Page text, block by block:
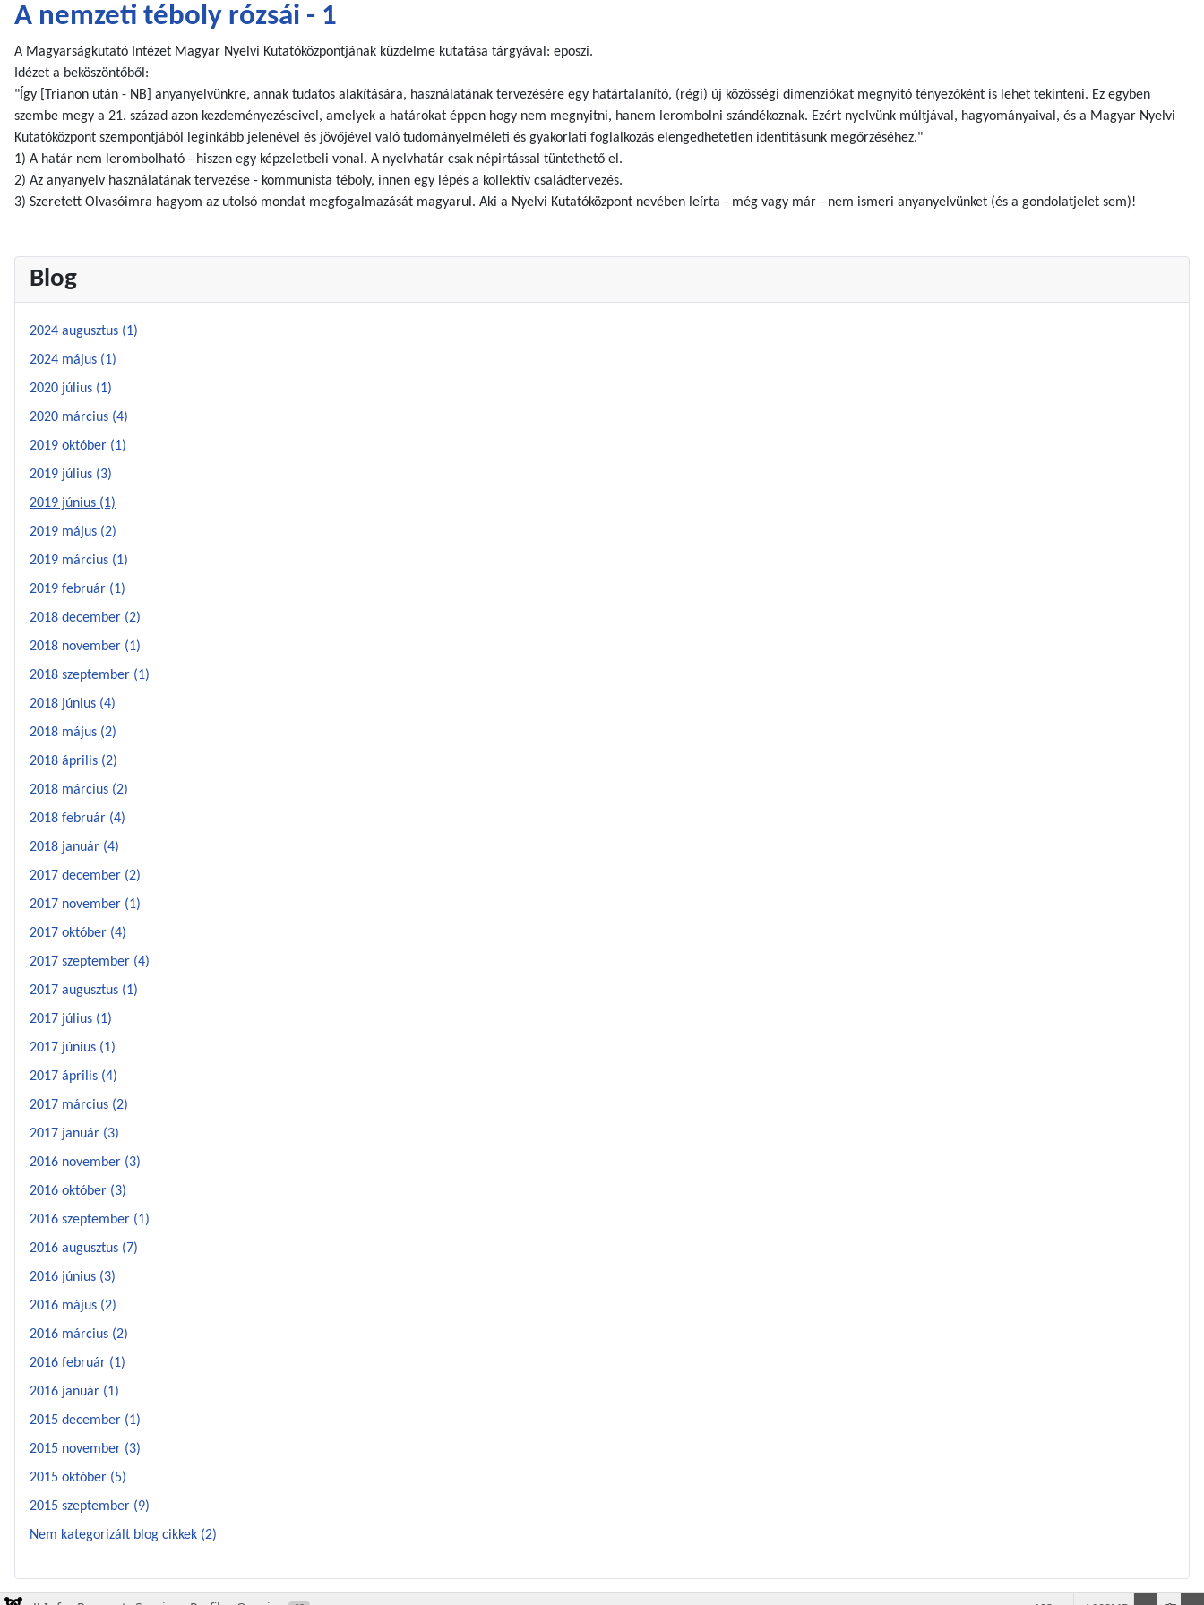
Blog
2024 augusztus (1)
2024 május (1)
2020 július (1)
2020 március (4)
2019 október (1)
2019 július (3)
2019 június (1)
2019 május (2)
2019 március (1)
2019 február (1)
2018 december (2)
2018 november (1)
2018 szeptember (1)
2018 június (4)
2018 május (2)
2018 április (2)
2018 március (2)
2018 február (4)
2018 január (4)
2017 december (2)
2017 november (1)
2017 október (4)
2017 szeptember (4)
2017 augusztus (1)
2017 július (1)
2017 június (1)
2017 április (4)
2017 március (2)
2017 január (3)
2016 november (3)
2016 október (3)
2016 szeptember (1)
2016 augusztus (7)
2016 június (3)
2016 május (2)
2016 március (2)
2016 február (1)
2016 január (1)
2015 december (1)
2015 november (3)
2015 október (5)
2015 szeptember (9)
Nem kategorizált blog cikkek (2)
A nemzeti téboly rózsái - 1
A Magyarságkutató Intézet Magyar Nyelvi Kutatóközpontjának küzdelme kutatása tárgyával: eposzi.
Idézet a beköszöntőből:
"Így [Trianon után - NB] anyanyelvünkre, annak tudatos alakítására, használatának tervezésére egy határtalanító, (régi) új közösségi dimenziókat megnyitó tényezőként is lehet tekinteni. Ez egyben
szembe megy a 21. század azon kezdeményezéseivel, amelyek a határokat éppen hogy nem megnyitni, hanem lerombolni szándékoznak. Ezért nyelvünk múltjával, hagyományaival, és a Magyar Nyelvi
Kutatóközpont szempontjából leginkább jelenével és jövőjével való tudományelméleti és gyakorlati foglalkozás elengedhetetlen identitásunk megőrzéséhez."
1) A határ nem lerombolható - hiszen egy képzeletbeli vonal. A nyelvhatár csak népirtással tüntethető el.
2) Az anyanyelv használatának tervezése - kommunista téboly, innen egy lépés a kollektív családtervezés.
3) Szeretett Olvasóimra hagyom az utolsó mondat megfogalmazását magyarul. Aki a Nyelvi Kutatóközpont nevében leírta - még vagy már - nem ismeri anyanyelvünket (és a gondolatjelet sem)!